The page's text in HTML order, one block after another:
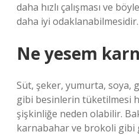
daha hızlı çalışması ve
daha iyi odaklanabilmesidir.
Ne yesem
Süt, şeker, yumurta, soya,
gibi besinlerin tüketilmesi
şişkinliğe neden olabilir.
karnabahar ve brokoli